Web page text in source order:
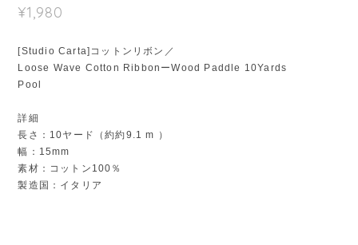
¥1,980
[Studio Carta]コットンリボン／
Loose Wave Cotton RibbonーWood Paddle 10Yards
Pool
詳細
長さ：10ヤード（約約9.1 m ）
幅：15mm
素材：コットン100％
製造国：イタリア